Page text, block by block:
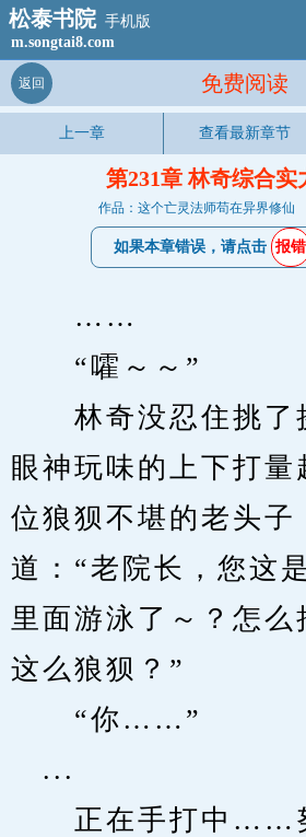
松泰书院 手机版
m.songtai8.com
免费阅读
返回
上一章 查看最新章节
第231章 林奇综合实
作品：这个亡灵法师苟在异界修仙
如果本章错误，请点击 报错
……
“嚯～～”
林奇没忍住挑了
眼神玩味的上下打量
位狼狈不堪的老头子
道：“老院长，您
里面游泳了～？怎么
这么狼狈？”
“你……”
...
正在手打中……